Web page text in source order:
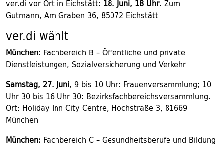
ver.di vor Ort in Eichstätt: 18. Juni, 18 Uhr. Zum
Gutmann, Am Graben 36, 85072 Eichstätt
ver.di wählt
München: Fachbereich B – Öffentliche und private
Dienstleistungen, Sozialversicherung und Verkehr
Samstag, 27. Juni, 9 bis 10 Uhr: Frauenversammlung; 10
Uhr 30 bis 16 Uhr 30: Bezirksfachbereichsversammlung.
Ort: Holiday Inn City Centre, Hochstraße 3, 81669
München
München: Fachbereich C – Gesundheitsberufe und Bildung